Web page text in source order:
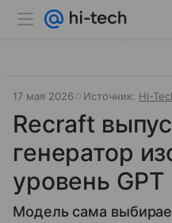
17 мая 2026 Источник: Hi-
Recraft
генератор
уровень
Модель сама